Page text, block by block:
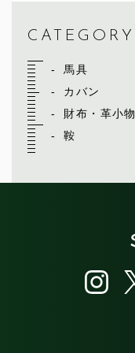
CATEGORY
馬具
カバン
財布・革小物
鞍